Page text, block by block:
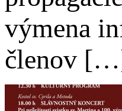
výmena
členov